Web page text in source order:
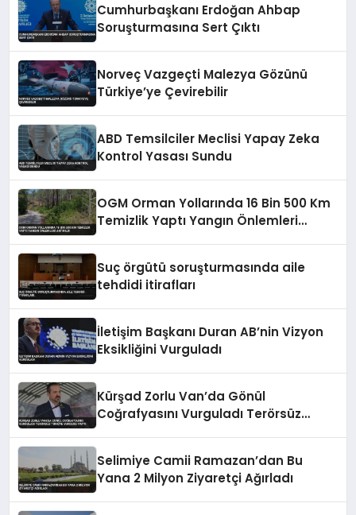
Cumhurbaşkanı Erdoğan Ahbap
Soruşturmasına Sert Çıktı
Norveç Vazgeçti Malezya Gözünü
Türkiye’ye Çevirebilir
ABD Temsilciler Meclisi Yapay Zeka
Kontrol Yasası Sundu
OGM Orman Yollarında 16 Bin 500 Km
Temizlik Yaptı Yangın Önlemleri
Suç örgütü soruşturmasında aile
tehdidi itirafları
İletişim Başkanı Duran AB’nin Vizyon
Eksikliğini Vurguladı
Kürşad Zorlu Van’da Gönül
Coğrafyasını Vurguladı Terörsüz
Selimiye Camii Ramazan’dan Bu
Yana 2 Milyon Ziyaretçi Ağırladı